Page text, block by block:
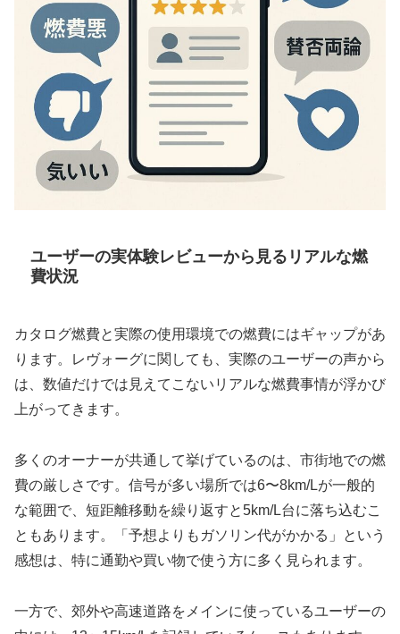
ユーザーの実体験レビューから見るリアルな燃
費状況
カタログ燃費と実際の使用環境での燃費にはギャップがあ
ります。レヴォーグに関しても、実際のユーザーの声から
は、数値だけでは見えてこないリアルな燃費事情が浮かび
上がってきます。
多くのオーナーが共通して挙げているのは、市街地での燃
費の厳しさです。信号が多い場所では6〜8km/Lが一般的
な範囲で、短距離移動を繰り返すと5km/L台に落ち込むこ
ともあります。「予想よりもガソリン代がかかる」という
感想は、特に通勤や買い物で使う方に多く見られます。
一方で、郊外や高速道路をメインに使っているユーザーの